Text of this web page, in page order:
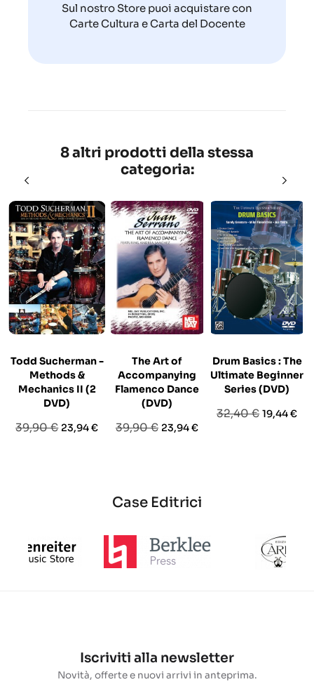
Sul nostro Store puoi acquistare con
Carte Cultura e Carta del Docente
8 altri prodotti della stessa
categoria:
Todd Sucherman -
Methods &
Mechanics II (2
DVD)
Prezzo
39,90 € Prezzo
23,94 €
The Art of
Accompanying
Flamenco Dance
(DVD)
Prezzo
39,90 € Prezzo
23,94 €
Drum Basics : The
Ultimate Beginner
Series (DVD)
Prezzo
32,40 € Prezzo
19,44 €
Case Editrici
Iscriviti alla newsletter
Novità, offerte e nuovi arrivi in anteprima.